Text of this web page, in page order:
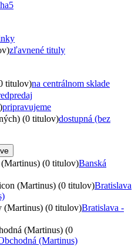
5
zľavnené tituly
titulov)na centrálnom sklade
pripravujeme
(0 titulov)dostupná (bez
(0 titulov)Banská
(Martinus) (0 titulov)Bratislava
(Martinus) (0 titulov)Bratislava -
(Martinus) (0
(Martinus)